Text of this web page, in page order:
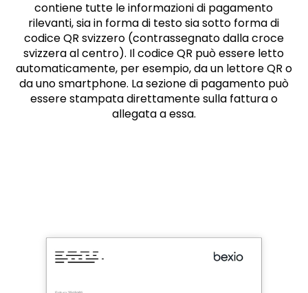
contiene tutte le informazioni di pagamento
rilevanti, sia in forma di testo sia sotto forma di
codice QR svizzero (contrassegnato dalla croce
svizzera al centro). Il codice QR può essere letto
automaticamente, per esempio, da un lettore QR o
da uno smartphone. La sezione di pagamento può
essere stampata direttamente sulla fattura o
allegata a essa.